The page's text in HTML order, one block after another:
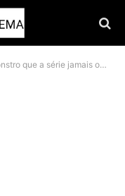
jamais ousou mostrar antes